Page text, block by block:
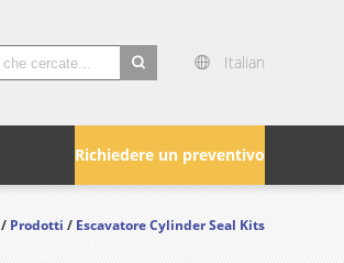
Italian
Richiedere un preventivo
/Prodotti/Escavatore Cylinder Seal Kits